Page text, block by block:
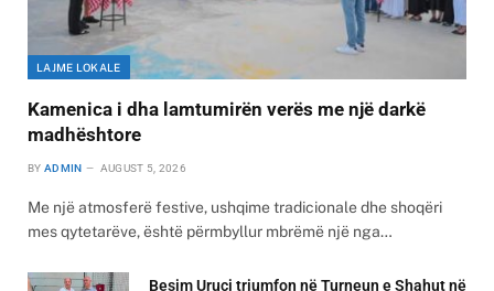
LAJME LOKALE
Kamenica i dha lamtumirën verës me një darkë
madhështore
BY ADMIN AUGUST 5, 2026
Me një atmosferë festive, ushqime tradicionale dhe shoqëri
mes qytetarëve, është përmbyllur mbrëmë një nga…
Besim Uruçi triumfon në Turneun e Shahut në